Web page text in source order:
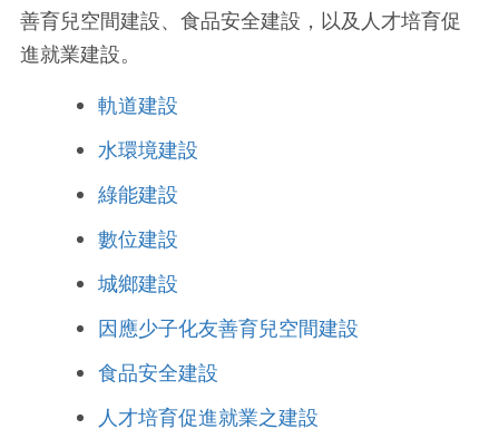
善育兒空間建設、食品安全建設，以及人才培育促
進就業建設。
軌道建設
水環境建設
綠能建設
數位建設
城鄉建設
因應少子化友善育兒空間建設
食品安全建設
人才培育促進就業之建設